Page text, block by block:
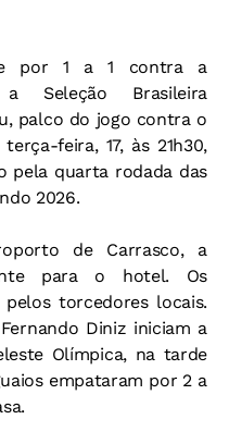
por 1 a 1 contra a
Seleção Brasileira
palco do jogo contra o
feira, 17, às 21h30,
pela quarta rodada das
2026.
de Carrasco, a
para o hotel. Os
torcedores locais.
Diniz iniciam a
Olímpica, na tarde
empataram por 2 a